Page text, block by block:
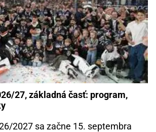
27, základná časť: program,
2027 sa začne 15. septembra